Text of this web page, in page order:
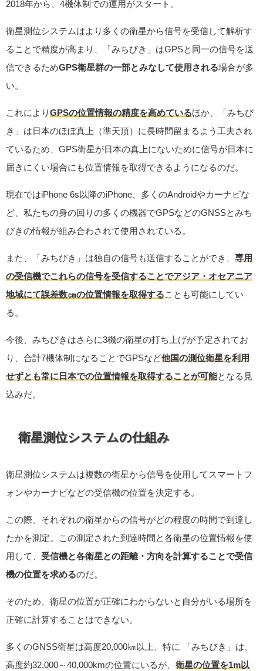
2018年から、4機体制での運用がスタート。
衛星測位システムはより多くの衛星から信号を受信して解析す
ることで精度が高まり、「みちびき」はGPSと同一の信号を送
信できるためGPS衛星群の一部とみなして使用される場合が多
い。
これにより GPSの位置情報の精度を高めているほか、「みちび
き」は日本のほぼ真上（準天頂）に長時間留まるよう工夫され
ているため、GPS衛星が日本の真上にないために信号が日本に
届きにくい場合にも位置情報を取得できるようになるのだ。
現在ではiPhone 6s以降のiPhone、多くのAndroidやカーナビな
ど、私たちの身の回りの多くの機器でGPSなどのGNSSとみち
びきの情報が組み合わされて使用されている。
また、「みちびき」は独自の信号も送信することができ、 専用
の受信機でこれらの信号を受信することでアジア・オセアニア
地域にて誤差数㎝の位置情報を取得することも可能にしてい
る。
今後、みちびきはさらに3機の衛星の打ち上げが予定されてお
り、合計7機体制になることでGPSなど他国の測位衛星を利用
せずとも常に日本での位置情報を取得することが可能となる見
込みだ。
衛星測位システムの仕組み
衛星測位システムは複数の衛星から信号を使用してスマートフ
ォンやカーナビなどの受信機の位置を決定する。
この際、それぞれの衛星からの信号がどの程度の時間で到達し
たかを測定。この測定された到達時間と各衛星の位置情報を使
用して、 受信機と各衛星との距離・方向を計算することで受信
機の位置を求めるのだ。
そのため、衛星の位置が正確にわからないと自分がいる場所を
正確に計算することはできない。
多くのGNSS衛星は高度20,000㎞以上、特に 「みちびき」は、
高度約32,000～40,000kmの位置にいるが、 衛星の位置を1m以